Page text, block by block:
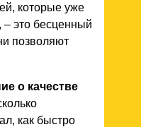
которые уже
– это бесценный
позволяют
о качестве
как быстро